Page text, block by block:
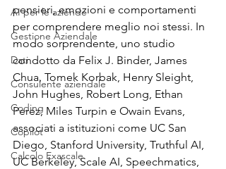
AI per le aziende
Gestione Aziendale
Dati
Consulente aziendale
Coding
Copilot
Calcolo Exascale
pensieri, emozioni e comportamenti
per comprendere meglio noi stessi. In
modo sorprendente, uno studio
condotto da Felix J. Binder, James
Chua, Tomek Korbak, Henry Sleight,
John Hughes, Robert Long, Ethan
Perez, Miles Turpin e Owain Evans,
associati a istituzioni come UC San
Diego, Stanford University, Truthful AI,
UC Berkeley, Scale AI, Speechmatics,